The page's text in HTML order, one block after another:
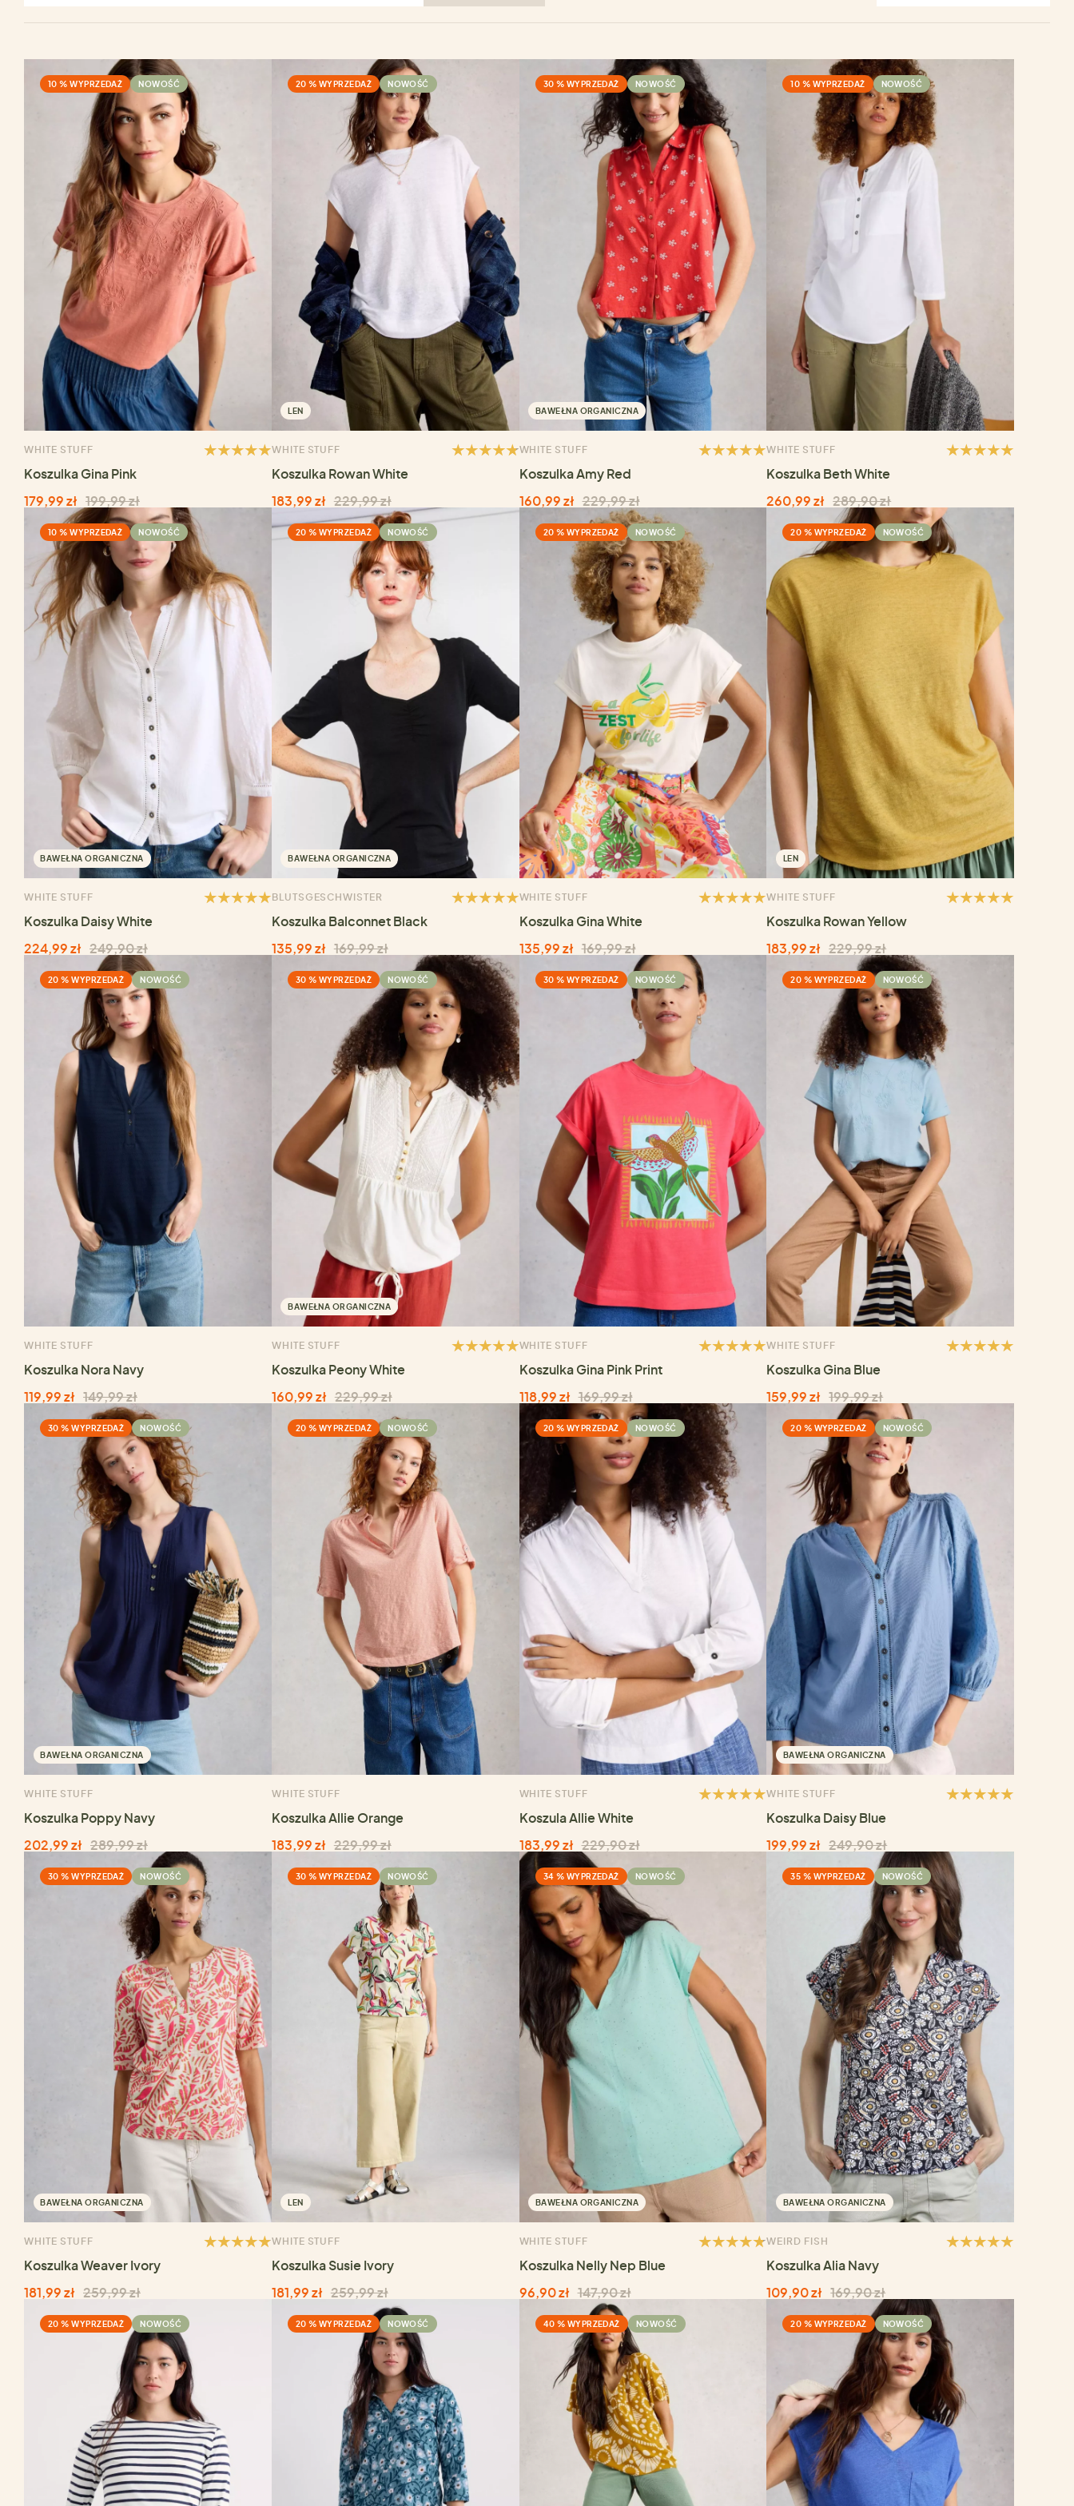
10 % WYPRZEDAŻ NOWOŚĆ
WHITE STUFF
Koszulka Gina Pink
179,99 zł 199,99 zł
20 % WYPRZEDAŻ NOWOŚĆ
LEN
WHITE STUFF
Koszulka Rowan White
183,99 zł 229,99 zł
30 % WYPRZEDAŻ NOWOŚĆ
BAWEŁNA ORGANICZNA
WHITE STUFF
Koszulka Amy Red
160,99 zł 229,99 zł
10 % WYPRZEDAŻ NOWOŚĆ
WHITE STUFF
Koszulka Beth White
260,99 zł 289,90 zł
10 % WYPRZEDAŻ NOWOŚĆ
BAWEŁNA ORGANICZNA
WHITE STUFF
Koszulka Daisy White
224,99 zł 249,90 zł
20 % WYPRZEDAŻ NOWOŚĆ
BAWEŁNA ORGANICZNA
BLUTSGESCHWISTER
Koszulka Balconnet Black
135,99 zł 169,99 zł
20 % WYPRZEDAŻ NOWOŚĆ
WHITE STUFF
Koszulka Gina White
135,99 zł 169,99 zł
20 % WYPRZEDAŻ NOWOŚĆ
LEN
WHITE STUFF
Koszulka Rowan Yellow
183,99 zł 229,99 zł
20 % WYPRZEDAŻ NOWOŚĆ
WHITE STUFF
Koszulka Nora Navy
119,99 zł 149,99 zł
30 % WYPRZEDAŻ NOWOŚĆ
BAWEŁNA ORGANICZNA
WHITE STUFF
Koszulka Peony White
160,99 zł 229,99 zł
30 % WYPRZEDAŻ NOWOŚĆ
WHITE STUFF
Koszulka Gina Pink Print
118,99 zł 169,99 zł
20 % WYPRZEDAŻ NOWOŚĆ
WHITE STUFF
Koszulka Gina Blue
159,99 zł 199,99 zł
30 % WYPRZEDAŻ NOWOŚĆ
BAWEŁNA ORGANICZNA
WHITE STUFF
Koszulka Poppy Navy
202,99 zł 289,99 zł
20 % WYPRZEDAŻ NOWOŚĆ
WHITE STUFF
Koszulka Allie Orange
183,99 zł 229,99 zł
20 % WYPRZEDAŻ NOWOŚĆ
WHITE STUFF
Koszula Allie White
183,99 zł 229,90 zł
20 % WYPRZEDAŻ NOWOŚĆ
BAWEŁNA ORGANICZNA
WHITE STUFF
Koszulka Daisy Blue
199,99 zł 249,90 zł
30 % WYPRZEDAŻ NOWOŚĆ
BAWEŁNA ORGANICZNA
WHITE STUFF
Koszulka Weaver Ivory
181,99 zł 259,99 zł
30 % WYPRZEDAŻ NOWOŚĆ
LEN
WHITE STUFF
Koszulka Susie Ivory
181,99 zł 259,99 zł
34 % WYPRZEDAŻ NOWOŚĆ
BAWEŁNA ORGANICZNA
WHITE STUFF
Koszulka Nelly Nep Blue
96,90 zł 147,90 zł
35 % WYPRZEDAŻ NOWOŚĆ
BAWEŁNA ORGANICZNA
WEIRD FISH
Koszulka Alia Navy
109,90 zł 169,90 zł
20 % WYPRZEDAŻ NOWOŚĆ 20 % WYPRZEDAŻ NOWOŚĆ 40 % WYPRZEDAŻ NOWOŚĆ 20 % WYPRZEDAŻ NOWOŚĆ